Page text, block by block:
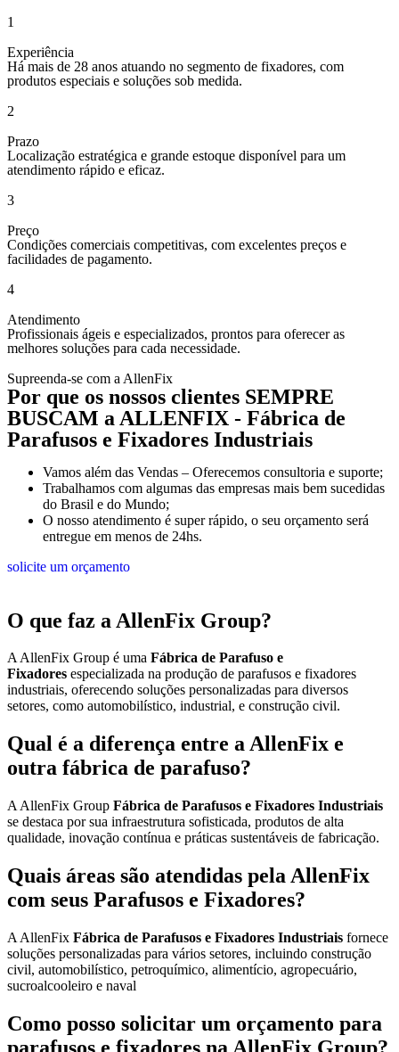
1
Experiência
Há mais de 28 anos atuando no segmento de fixadores, com
produtos especiais e soluções sob medida.
2
Prazo
Localização estratégica e grande estoque disponível para um
atendimento rápido e eficaz.
3
Preço
Condições comerciais competitivas, com excelentes preços e
facilidades de pagamento.
4
Atendimento
Profissionais ágeis e especializados, prontos para oferecer as
melhores soluções para cada necessidade.
Supreenda-se com a AllenFix
Por que os nossos clientes SEMPRE
BUSCAM a ALLENFIX - Fábrica de
Parafusos e Fixadores Industriais
Vamos além das Vendas – Oferecemos consultoria e suporte;
Trabalhamos com algumas das empresas mais bem sucedidas
do Brasil e do Mundo;
O nosso atendimento é super rápido, o seu orçamento será
entregue em menos de 24hs.
solicite um orçamento
O que faz a AllenFix Group?
A AllenFix Group é uma Fábrica de Parafuso e
Fixadores especializada na produção de parafusos e fixadores
industriais, oferecendo soluções personalizadas para diversos
setores, como automobilístico, industrial, e construção civil.
Qual é a diferença entre a AllenFix e
outra fábrica de parafuso?
A AllenFix Group Fábrica de Parafusos e Fixadores Industriais
se destaca por sua infraestrutura sofisticada, produtos de alta
qualidade, inovação contínua e práticas sustentáveis de fabricação.
Quais áreas são atendidas pela AllenFix
com seus Parafusos e Fixadores?
A AllenFix Fábrica de Parafusos e Fixadores Industriais fornece
soluções personalizadas para vários setores, incluindo construção
civil, automobilístico, petroquímico, alimentício, agropecuário,
sucroalcooleiro e naval
Como posso solicitar um orçamento para